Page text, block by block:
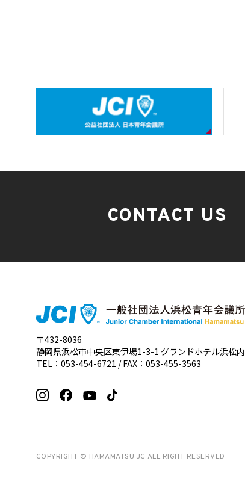
CONTACT US
〒432-8036
静岡県浜松市中央区東伊場1-3-1 グランドホテル浜松内
TEL： 053-454-6721 / FAX：053-455-3563
COPYRIGHT © HAMAMATSU JC ALL RIGHT RESERVED